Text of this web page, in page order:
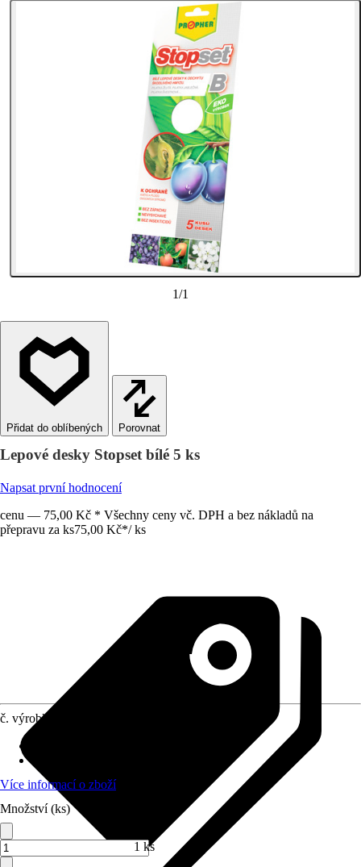
1/1
Porovnat
Lepové desky Stopset bílé 5 ks
Napsat první hodnocení
cenu — 75,00 Kč * Všechny ceny vč. DPH a bez nákladů na
přepravu za ks75,00 Kč*/ ks
č. výrobku
Více informací o zboží
Množství (ks)
1 ks